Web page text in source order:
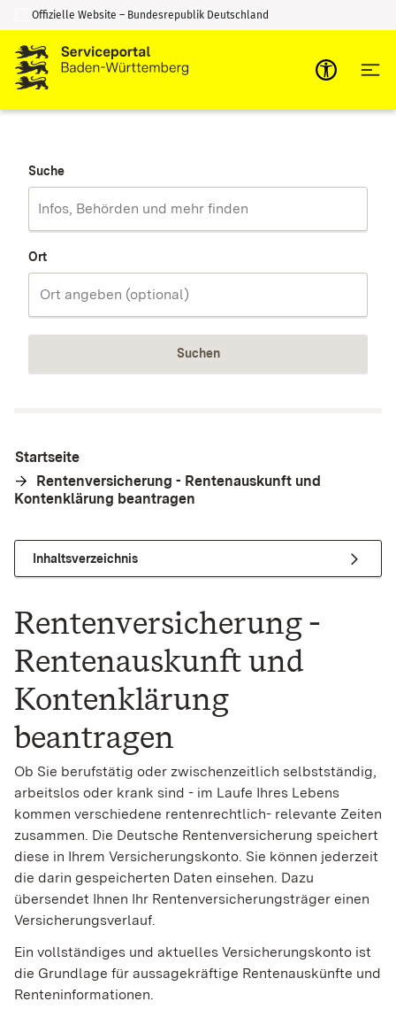
Zum Inhalt springen
Zur Suche springen
Offizielle Website – Bundesrepublik Deutschland
Suche
Ort
Suchen
Startseite
Rentenversicherung - Rentenauskunft und
Kontenklärung beantragen
Inhaltsverzeichnis
Rentenversicherung -
Rentenauskunft und
Kontenklärung
beantragen
Ob Sie berufstätig oder zwischenzeitlich selbstständig,
arbeitslos oder krank sind - im Laufe Ihres Lebens
kommen verschiedene rentenrechtlich- relevante Zeiten
zusammen. Die Deutsche Rentenversicherung speichert
diese in Ihrem Versicherungskonto. Sie können jederzeit
die darin gespeicherten Daten einsehen. Dazu
übersendet Ihnen Ihr Rentenversicherungsträger einen
Versicherungsverlauf.
Ein vollständiges und aktuelles Versicherungskonto ist
die Grundlage für aussagekräftige Rentenauskünfte und
Renteninformationen.